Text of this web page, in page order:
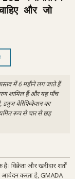
और जो
में 6 महीने लग जाते हैं
शामिल हैं और यह पाँच
ड्यूज वेरिफिकेशन का
रूप से चार से छह
विक्रेता और खरीदार शर्तों
आवेदन करता है, GMADA